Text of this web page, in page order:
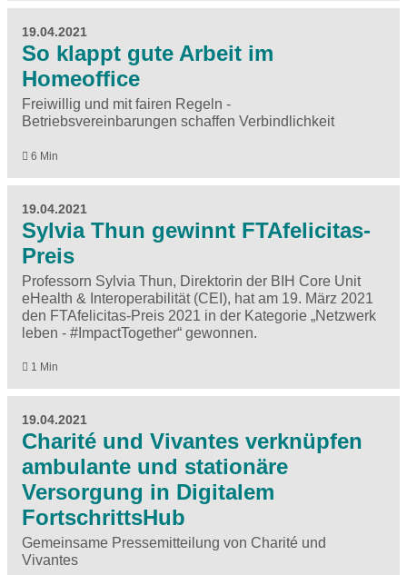
19.04.2021
So klappt gute Arbeit im
Homeoffice
Freiwillig und mit fairen Regeln -
Betriebsvereinbarungen schaffen Verbindlichkeit
6 Min
19.04.2021
Sylvia Thun gewinnt FTAfelicitas-
Preis
Professorn Sylvia Thun, Direktorin der BIH Core Unit
eHealth & Interoperabilität (CEI), hat am 19. März 2021
den FTAfelicitas-Preis 2021 in der Kategorie „Netzwerk
leben - #ImpactTogether“ gewonnen.
1 Min
19.04.2021
Charité und Vivantes verknüpfen
ambulante und stationäre
Versorgung in Digitalem
FortschrittsHub
Gemeinsame Pressemitteilung von Charité und
Vivantes